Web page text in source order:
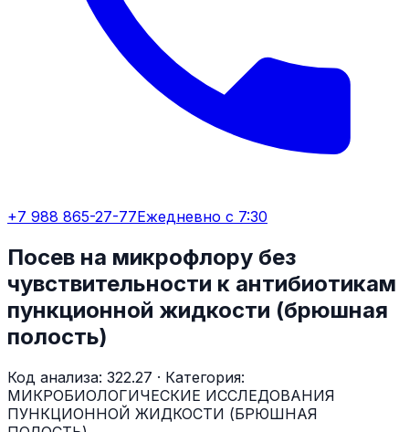
+7 988 865-27-77Ежедневно с 7:30
Посев на микрофлору без
чувствительности к антибиотикам
пункционной жидкости (брюшная
полость)
Код анализа: 322.27 · Категория:
МИКРОБИОЛОГИЧЕСКИЕ ИССЛЕДОВАНИЯ
ПУНКЦИОННОЙ ЖИДКОСТИ (БРЮШНАЯ